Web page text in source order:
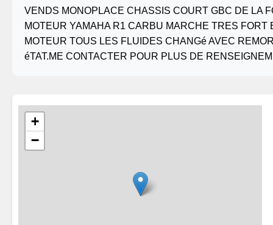
VENDS MONOPLACE CHASSIS COURT GBC DE LA
MOTEUR YAMAHA R1 CARBU MARCHE TRES FORT
MOTEUR TOUS LES FLUIDES CHANGé AVEC
éTAT.ME CONTACTER POUR PLUS DE